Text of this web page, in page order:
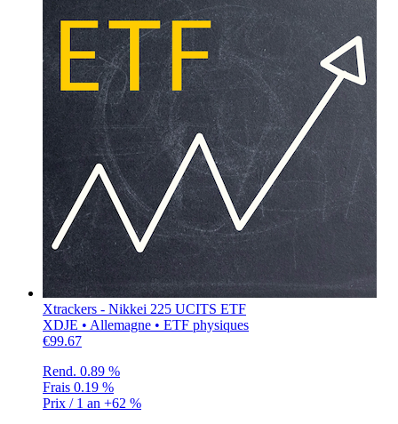
Xtrackers - Nikkei 225 UCITS ETF
XDJE • Allemagne • ETF physiques
€99.67
Rend. 0.89 %
Frais 0.19 %
Prix / 1 an +62 %